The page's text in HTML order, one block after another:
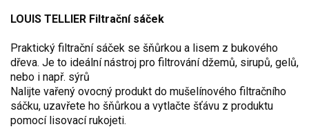
LOUIS TELLIER Filtrační sáček
Praktický filtrační sáček se šňůrkou a lisem z bukového
dřeva. Je to ideální nástroj pro filtrování džemů, sirupů, gelů,
nebo i např. sýrů
Nalijte vařený ovocný produkt do mušelínového filtračního
sáčku, uzavřete ho šňůrkou a vytlačte šťávu z produktu
pomocí lisovací rukojeti.